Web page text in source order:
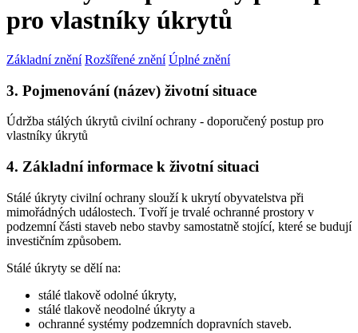
pro vlastníky úkrytů
Základní znění Rozšířené znění Úplné znění
3. Pojmenování (název) životní situace
Údržba stálých úkrytů civilní ochrany - doporučený postup pro
vlastníky úkrytů
4. Základní informace k životní situaci
Stálé úkryty civilní ochrany slouží k ukrytí obyvatelstva při
mimořádných událostech. Tvoří je trvalé ochranné prostory v
podzemní části staveb nebo stavby samostatně stojící, které se budují
investičním způsobem.
Stálé úkryty se dělí na:
stálé tlakově odolné úkryty,
stálé tlakově neodolné úkryty a
ochranné systémy podzemních dopravních staveb.